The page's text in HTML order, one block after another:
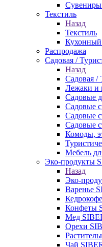
Сувениры
Текстиль
Назад
Текстиль
Кухонный
Распродажа
Садовая /
Назад
Садовая /
Лежаки и
Садовые
Садовые
Садовые
Садовые
Комоды,
Мебель
Эко-продукты
Назад
Эко-
Варенье
Конфеты
Мед
Орехи
Чай